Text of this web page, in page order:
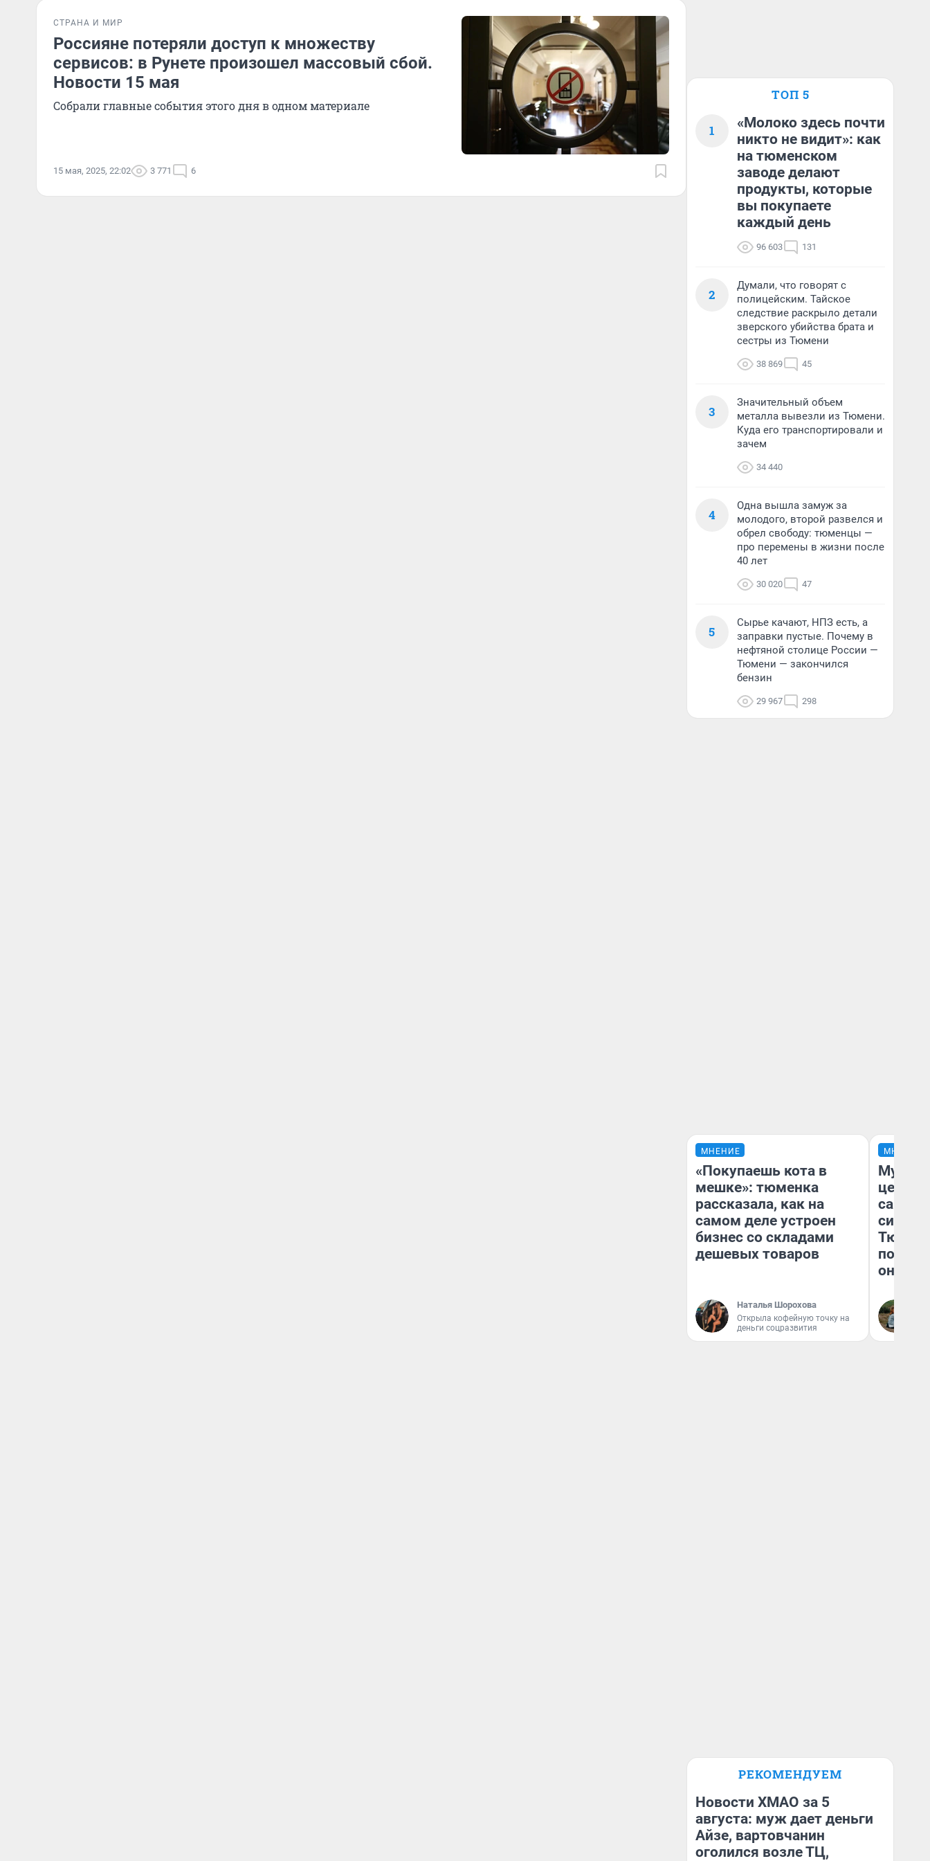
СТРАНА И МИР
Россияне потеряли доступ к множеству
сервисов: в Рунете произошел массовый сбой.
Новости 15 мая
Собрали главные события этого дня в одном материале
15 мая, 2025, 22:02 3 771 6
ТОП 5
1
«Молоко здесь почти
никто не видит»: как
на тюменском
заводе делают
продукты, которые
вы покупаете
каждый день
96 603 131
2
Думали, что говорят с
полицейским. Тайское
следствие раскрыло детали
зверского убийства брата и
сестры из Тюмени
38 869 45
3
Значительный объем
металла вывезли из Тюмени.
Куда его транспортировали и
зачем
34 440
4
Одна вышла замуж за
молодого, второй развелся и
обрел свободу: тюменцы —
про перемены в жизни после
40 лет
30 020 47
5
Сырье качают, НПЗ есть, а
заправки пустые. Почему в
нефтяной столице России —
Тюмени — закончился
бензин
29 967 298
МНЕНИЕ
«Покупаешь кота в
мешке»: тюменка
рассказала, как на
самом деле устроен
бизнес со складами
дешевых товаров
Наталья Шорохова
Открыла кофейную точку на
деньги соцразвития
МНЕНИЕ
Музей
они
РЕКОМЕНДУЕМ
Новости ХМАО за 5
августа: муж дает деньги
Айзе, вартовчанин
оголился возле ТЦ,